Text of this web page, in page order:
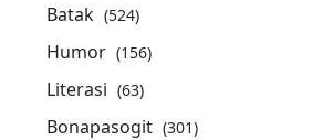
Batak (524)
Humor (156)
Literasi (63)
Bonapasogit (301)